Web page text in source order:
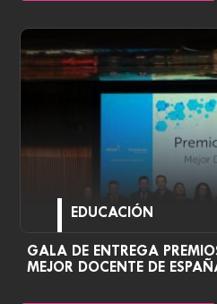
EDUCACIÓN
GALA DE ENTREGA
MEJOR DOCENTE DE